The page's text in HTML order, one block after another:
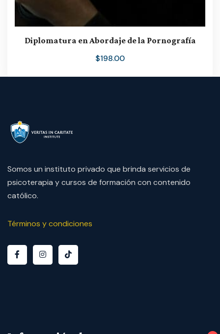
Diplomatura en Abordaje de la Pornografía
$198.00
Somos un instituto privado que brinda servicios de
psicoterapia y cursos de formación con contenido
católico.
Términos y condiciones